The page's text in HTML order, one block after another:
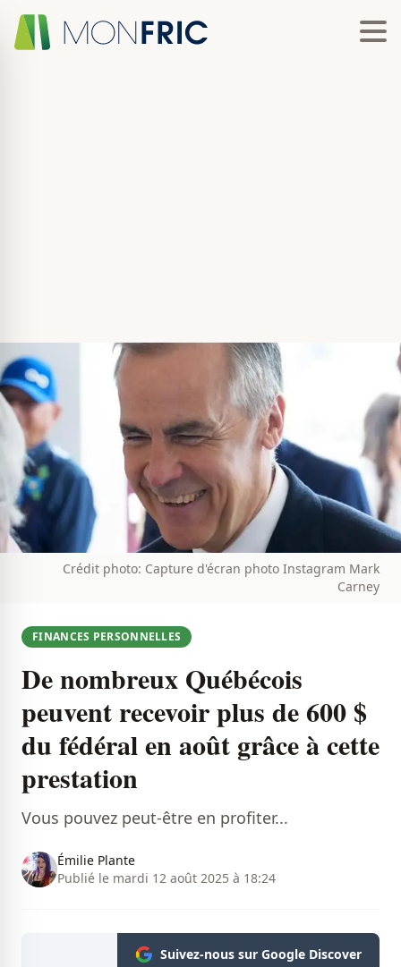
Crédit photo: Capture d'écran photo Instagram Mark
Carney
FINANCES PERSONNELLES
De nombreux Québécois
peuvent recevoir plus de 600 $
du fédéral en août grâce à cette
prestation
Vous pouvez peut-être en profiter...
Émilie Plante
Publié le mardi 12 août 2025 à 18:24
Suivez-nous sur Google Discover